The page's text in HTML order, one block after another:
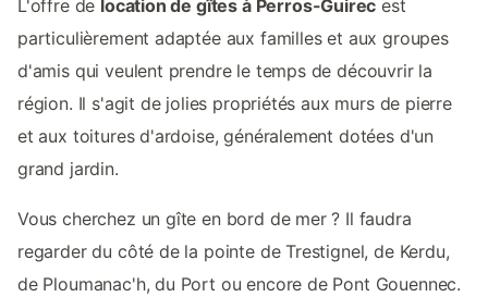
L'offre de location de gîtes à Perros-Guirec est
particulièrement adaptée aux familles et aux groupes
d'amis qui veulent prendre le temps de découvrir la
région. Il s'agit de jolies propriétés aux murs de pierre
et aux toitures d'ardoise, généralement dotées d'un
grand jardin.
Vous cherchez un gîte en bord de mer ? Il faudra
regarder du côté de la pointe de Trestignel, de Kerdu,
de Ploumanac'h, du Port ou encore de Pont Gouennec.